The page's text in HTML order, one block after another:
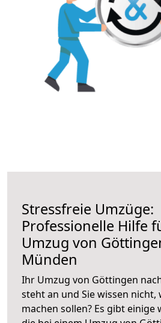
Stressfreie Umzüge:
Professionelle Hilfe
Umzug von
Münden
Ihr Umzug von Göttingen
steht an und Sie wissen nicht,
machen sollen? Es gibt einige